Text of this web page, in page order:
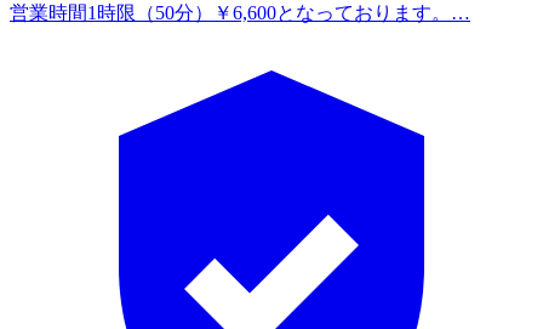
営業時間1時限（50分）￥6,600となっております。…